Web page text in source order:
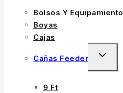
Bolsos Y Equipamiento
Boyas
Cajas
Cañas Feeder
9 Ft